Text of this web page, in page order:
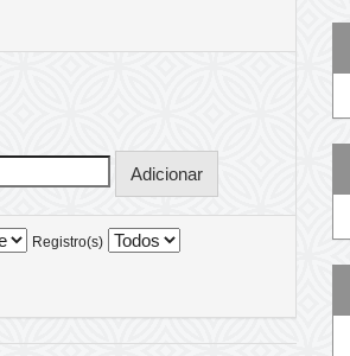
Registro(s)